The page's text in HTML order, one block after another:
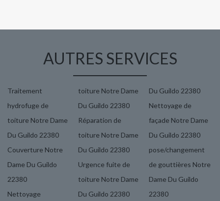
AUTRES SERVICES
Traitement
hydrofuge de
toiture Notre Dame
Du Guildo 22380
Couverture Notre
Dame Du Guildo
22380
Nettoyage
toiture Notre Dame
Du Guildo 22380
Réparation de
toiture Notre Dame
Du Guildo 22380
Urgence fuite de
toiture Notre Dame
Du Guildo 22380
Du Guildo 22380
Nettoyage de
façade Notre Dame
Du Guildo 22380
pose/changement
de gouttières Notre
Dame Du Guildo
22380